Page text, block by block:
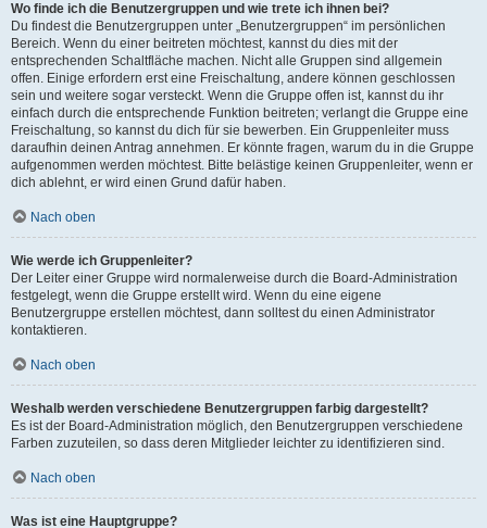
Wo finde ich die Benutzergruppen und wie trete ich ihnen bei?
Du findest die Benutzergruppen unter „Benutzergruppen“ im persönlichen
Bereich. Wenn du einer beitreten möchtest, kannst du dies mit der
entsprechenden Schaltfläche machen. Nicht alle Gruppen sind allgemein
offen. Einige erfordern erst eine Freischaltung, andere können geschlossen
sein und weitere sogar versteckt. Wenn die Gruppe offen ist, kannst du ihr
einfach durch die entsprechende Funktion beitreten; verlangt die Gruppe eine
Freischaltung, so kannst du dich für sie bewerben. Ein Gruppenleiter muss
daraufhin deinen Antrag annehmen. Er könnte fragen, warum du in die Gruppe
aufgenommen werden möchtest. Bitte belästige keinen Gruppenleiter, wenn er
dich ablehnt, er wird einen Grund dafür haben.
Nach oben
Wie werde ich Gruppenleiter?
Der Leiter einer Gruppe wird normalerweise durch die Board-Administration
festgelegt, wenn die Gruppe erstellt wird. Wenn du eine eigene
Benutzergruppe erstellen möchtest, dann solltest du einen Administrator
kontaktieren.
Nach oben
Weshalb werden verschiedene Benutzergruppen farbig dargestellt?
Es ist der Board-Administration möglich, den Benutzergruppen verschiedene
Farben zuzuteilen, so dass deren Mitglieder leichter zu identifizieren sind.
Nach oben
Was ist eine Hauptgruppe?